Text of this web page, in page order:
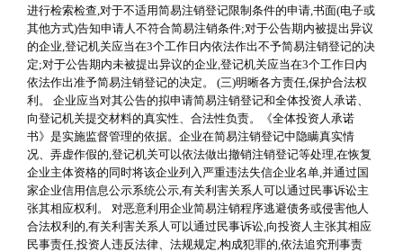
进行检索检查,对于不适用简易注销登记限制条件的申请,书面(电子或
其他方式)告知申请人不符合简易注销条件;对于公告期内被提出异议
的企业,登记机关应当在3个工作日内依法作出不予简易注销登记的决
定;对于公告期内未被提出异议的企业,登记机关应当在3个工作日内
依法作出准予简易注销登记的决定。 (三)明晰各方责任,保护合法权
利。 企业应当对其公告的拟申请简易注销登记和全体投资人承诺、
向登记机关提交材料的真实性、合法性负责。《全体投资人承诺
书》是实施监督管理的依据。企业在简易注销登记中隐瞒真实情
况、弄虚作假的,登记机关可以依法做出撤销注销登记等处理,在恢复
企业主体资格的同时将该企业列入严重违法失信企业名单,并通过国
家企业信用信息公示系统公示,有关利害关系人可以通过民事诉讼主
张其相应权利。 对恶意利用企业简易注销程序逃避债务或侵害他人
合法权利的,有关利害关系人可以通过民事诉讼,向投资人主张其相应
民事责任,投资人违反法律、法规规定,构成犯罪的,依法追究刑事责